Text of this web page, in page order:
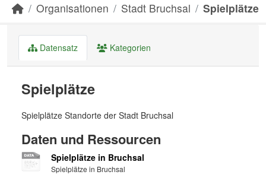
Organisationen Stadt Bruchsal Spielplätze
Datensatz Kategorien
Spielplätze
Spielplätze Standorte der Stadt Bruchsal
Daten und Ressourcen
Spielplätze in Bruchsal
Spielplätze in Bruchsal